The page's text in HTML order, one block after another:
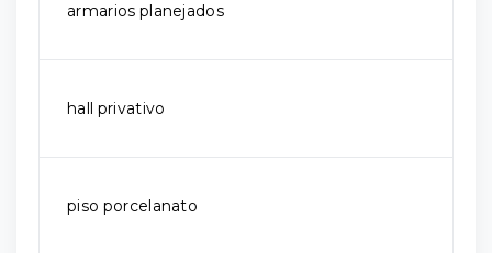
armarios planejados
hall privativo
piso porcelanato